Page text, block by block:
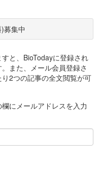
募集中
と、BioTodayに登録され
また、メール会員登録さ
2つの記事の全文閲覧が可
にメールアドレスを入力